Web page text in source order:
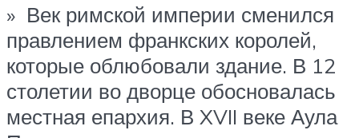
» Век римской империи сменился
правлением франкских королей,
которые облюбовали здание. В 12
столетии во дворце обосновалась
местная епархия. В XVII веке Аула